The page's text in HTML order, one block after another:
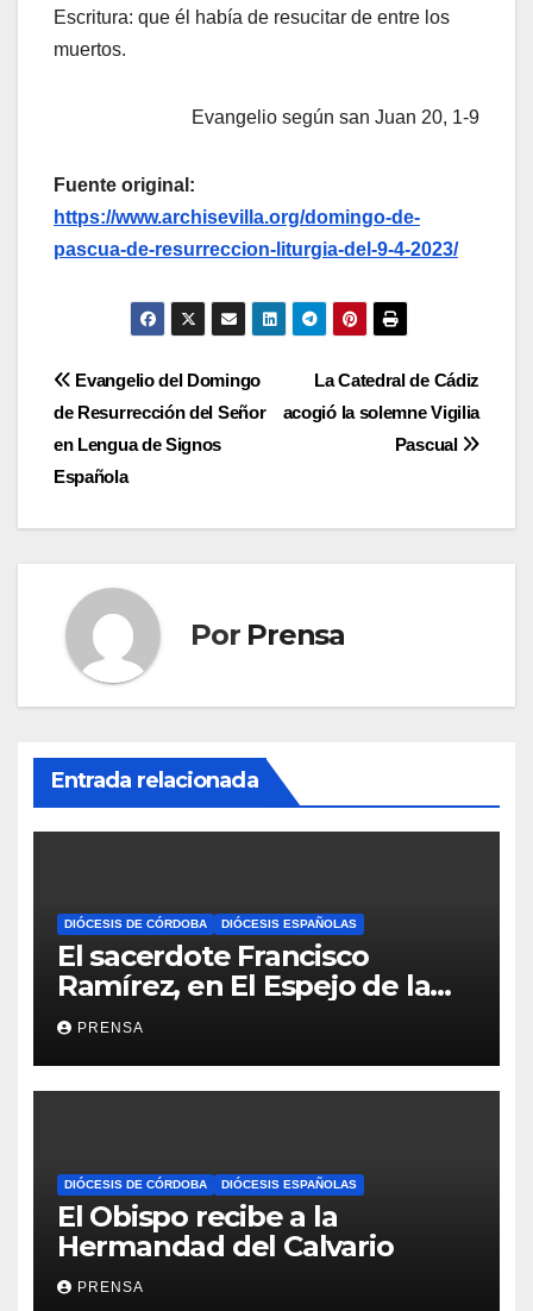
Escritura: que él había de resucitar de entre los
muertos.
Evangelio según san Juan 20, 1‑9
Fuente original:
https://www.archisevilla.org/domingo-de-
pascua-de-resurreccion-liturgia-del-9-4-2023/
Navegación
de
entradas
La Catedral de Cádiz
acogió la solemne Vigilia
Pascual
Evangelio del Domingo
de Resurrección del Señor
en Lengua de Signos
Española
Por Prensa
Entrada relacionada
DIÓCESIS DE CÓRDOBA DIÓCESIS ESPAÑOLAS
El sacerdote Francisco
Ramírez, en El Espejo de la
Iglesia
PRENSA
DIÓCESIS DE CÓRDOBA DIÓCESIS ESPAÑOLAS
El Obispo recibe a la
Hermandad del Calvario
PRENSA